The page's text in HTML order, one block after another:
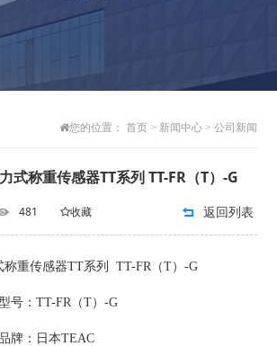
您的位置： 首页> 新闻中心> 公司新闻
式称重传感器TT系列 TT-FR（T）-G
481 收藏 返回列表
重传感器TT系列 TT-FR（T）-G
FR（T）-G
本TEAC